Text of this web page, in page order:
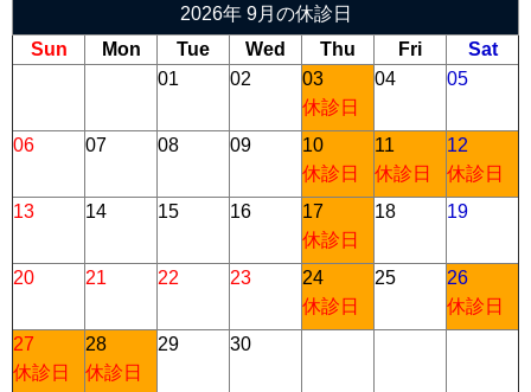
2026年 9月の休診日
Sun
Mon Tue Wed Thu Fri
Sat
01
02
03
休診日
04 05
06 07 08 09
10
休診日
11
休診日
12
休診日
13
14 15 16
17
休診日
18 19
20 21 22 23
24
休診日
25
26
休診日
27
休診日
28
休診日
29 30